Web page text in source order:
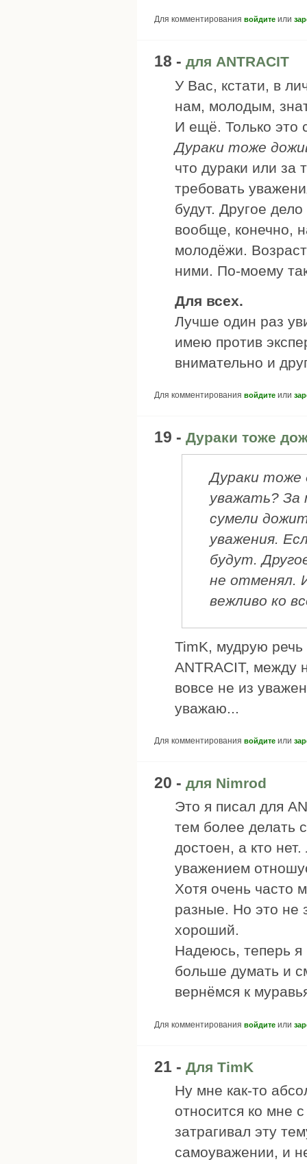
Для комментирования войдите или
18 - для ANTRACIT
У Вас, кстати, в
нам, молодым,
И ещё. Только это
Дураки тоже
что дураки или за
требовать
будут. Другое
вообще, конечно,
молодёжи.
ними. По-моему
Для всех.
Лучше один раз
имею против
внимательно и
Для комментирования войдите или
19 - Дураки тоже
Дураки
уважать? За
сумели
уважения.
будут.
не отменял.
вежливо ко
TimK, мудрую
ANTRACIT, между
вовсе не из
уважаю...
Для комментирования войдите или
20 - для Nimrod
Это я писал для
тем более делать
достоен, а кто
уважением
Хотя очень часто
разные. Но это не
хороший.
Надеюсь, теперь я
больше думать и
вернёмся к
Для комментирования войдите или
21 - Для TimK
Ну мне как-то
относится ко мне
затрагивал эту
самоуважении, и